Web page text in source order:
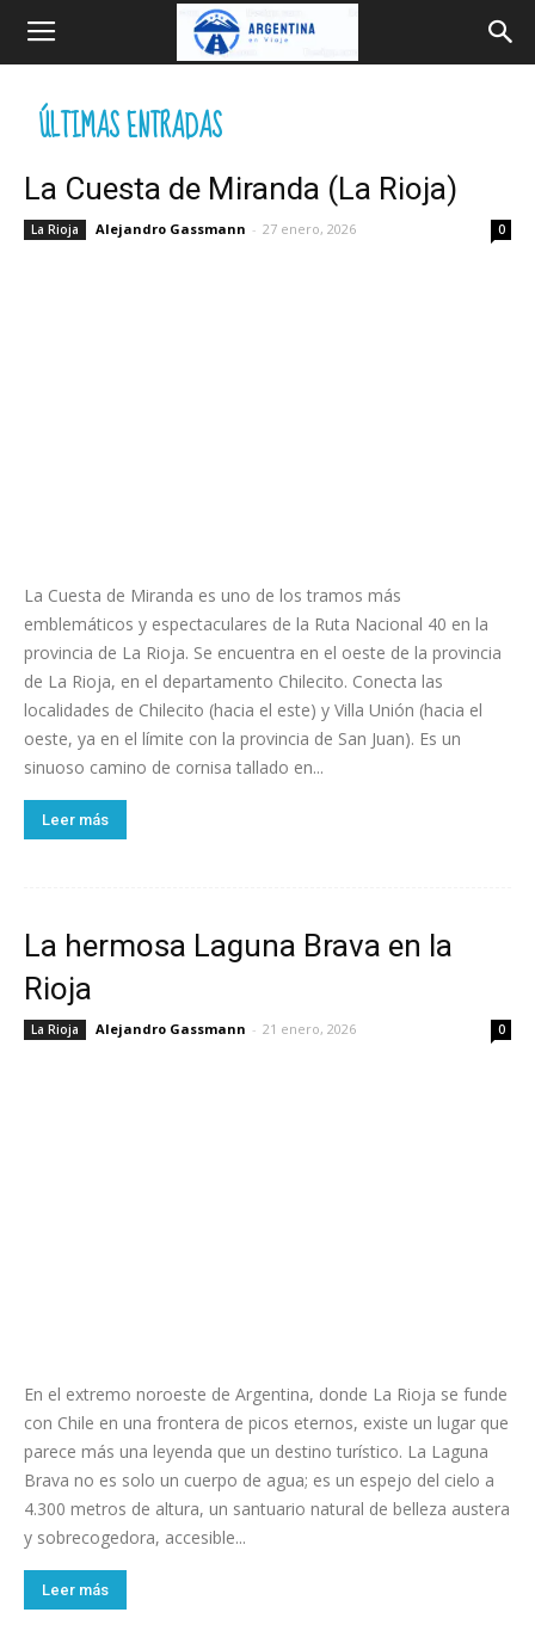
Argentina
Viaje
ÚLTIMAS ENTRADAS
La Cuesta de Miranda (La Rioja)
La Rioja Alejandro Gassmann - 27 enero, 2026 0
La Cuesta de Miranda es uno de los tramos más
emblemáticos y espectaculares de la Ruta Nacional 40 en la
provincia de La Rioja. Se encuentra en el oeste de la provincia
de La Rioja, en el departamento Chilecito. Conecta las
localidades de Chilecito (hacia el este) y Villa Unión (hacia el
oeste, ya en el límite con la provincia de San Juan). Es un
sinuoso camino de cornisa tallado en...
Leer más
La hermosa Laguna Brava en la
Rioja
La Rioja Alejandro Gassmann - 21 enero, 2026 0
En el extremo noroeste de Argentina, donde La Rioja se funde
con Chile en una frontera de picos eternos, existe un lugar que
parece más una leyenda que un destino turístico. La Laguna
Brava no es solo un cuerpo de agua; es un espejo del cielo a
4.300 metros de altura, un santuario natural de belleza austera
y sobrecogedora, accesible...
Leer más